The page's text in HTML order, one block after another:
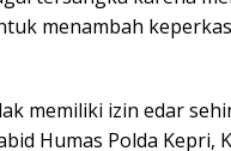
menambah
memiliki izin edar
Humas Polda Kepri,